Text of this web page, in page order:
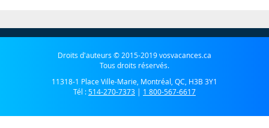
Droits d'auteurs © 2015-2019 vosvacances.ca
Tous droits réservés.
11318-1 Place Ville-Marie, Montréal, QC, H3B 3Y1
Tél :514-270-7373 | 1 800-567-6617